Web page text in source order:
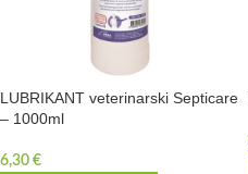
LUBRIKANT veterinarski Septicare
– 1000ml
6,30 €